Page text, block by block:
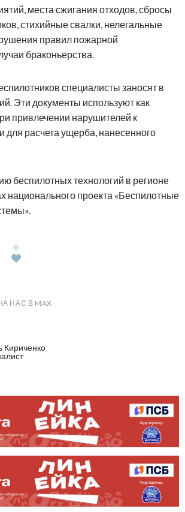
места сжигания отходов, сбросы
стихийные свалки, нелегальные
правил пожарной
браконьерства.
специалисты заносят в
Эти документы используют как
привлечении нарушителей к
для расчета ущерба, нанесенного
беспилотных технологий в регионе
национального проекта «Беспилотные
0
НАС В MAX
Кириченко